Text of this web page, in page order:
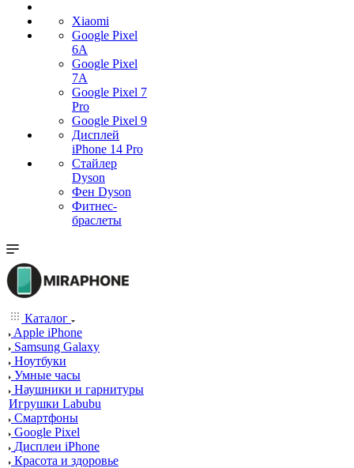
Xiaomi
Google Pixel
6A
Google Pixel
7А
Google Pixel 7
Pro
Google Pixel 9
Дисплей
iPhone 14 Pro
Стайлер
Dyson
Фен Dyson
Фитнес-
браслеты
Каталог
Apple iPhone
Samsung Galaxy
Ноутбуки
Умные часы
Наушники и гарнитуры
Игрушки Labubu
Смартфоны
Google Pixel
Дисплеи iPhone
Красота и здоровье